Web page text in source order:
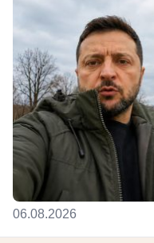
06.08.2026